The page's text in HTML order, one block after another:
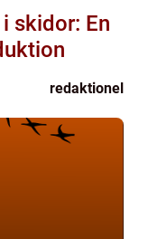
skidor: En
redaktionel